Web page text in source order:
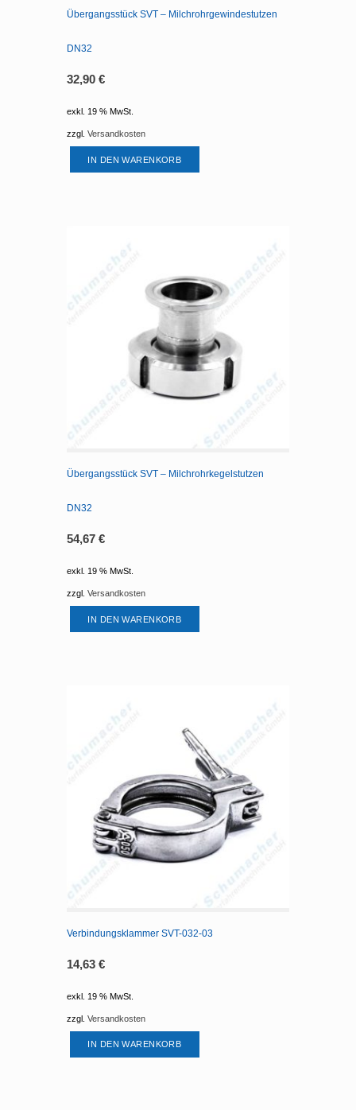
Übergangsstück SVT – Milchrohrgewindestutzen
DN32
32,90 €
exkl. 19 % MwSt.
zzgl. Versandkosten
IN DEN WARENKORB
Übergangsstück SVT – Milchrohrkegelstutzen
DN32
54,67 €
exkl. 19 % MwSt.
zzgl. Versandkosten
IN DEN WARENKORB
Verbindungsklammer SVT-032-03
14,63 €
exkl. 19 % MwSt.
zzgl. Versandkosten
IN DEN WARENKORB